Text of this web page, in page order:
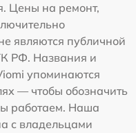
Цены на ремонт,
являются публичной
РФ. Названия и
упоминаются
— чтобы обозначить
работаем. Наша
с владельцами